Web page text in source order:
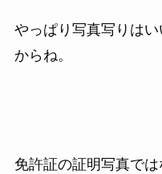
やっぱり写真写りは
からね。
免許証の証明写真で